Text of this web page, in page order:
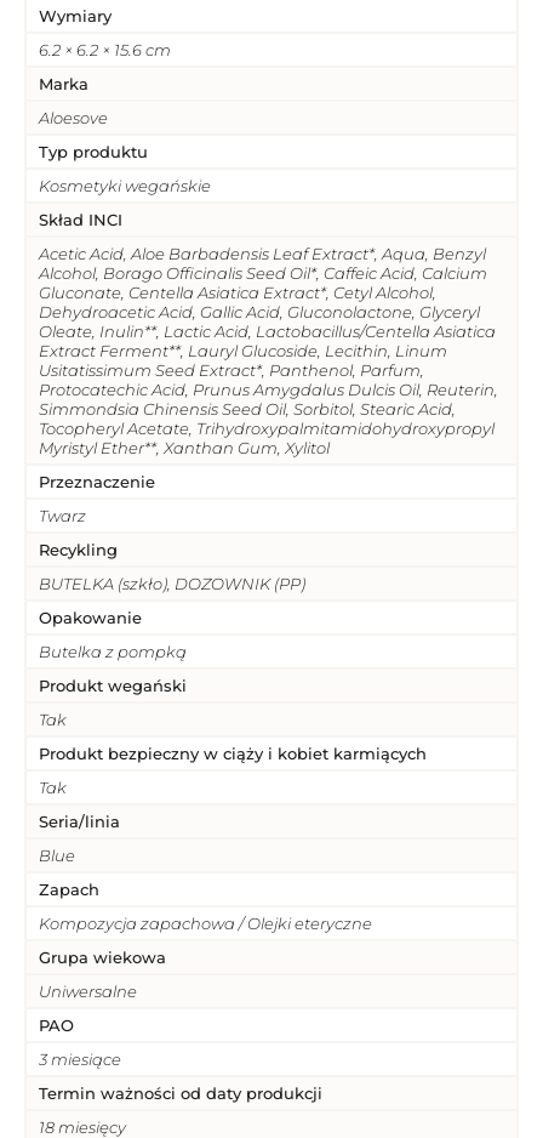
Wymiary
6.2 × 6.2 × 15.6 cm
Marka
Aloesove
Typ produktu
Kosmetyki wegańskie
Skład INCI
Acetic Acid, Aloe Barbadensis Leaf Extract*, Aqua, Benzyl
Alcohol, Borago Officinalis Seed Oil*, Caffeic Acid, Calcium
Gluconate, Centella Asiatica Extract*, Cetyl Alcohol,
Dehydroacetic Acid, Gallic Acid, Gluconolactone, Glyceryl
Oleate, Inulin**, Lactic Acid, Lactobacillus/Centella Asiatica
Extract Ferment**, Lauryl Glucoside, Lecithin, Linum
Usitatissimum Seed Extract*, Panthenol, Parfum,
Protocatechic Acid, Prunus Amygdalus Dulcis Oil, Reuterin,
Simmondsia Chinensis Seed Oil, Sorbitol, Stearic Acid,
Tocopheryl Acetate, Trihydroxypalmitamidohydroxypropyl
Myristyl Ether**, Xanthan Gum, Xylitol
Przeznaczenie
Twarz
Recykling
BUTELKA (szkło), DOZOWNIK (PP)
Opakowanie
Butelka z pompką
Produkt wegański
Tak
Produkt bezpieczny w ciąży i kobiet karmiących
Tak
Seria/linia
Blue
Zapach
Kompozycja zapachowa / Olejki eteryczne
Grupa wiekowa
Uniwersalne
PAO
3 miesiące
Termin ważności od daty produkcji
18 miesięcy